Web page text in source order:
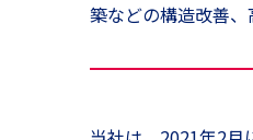
築などの構造改善